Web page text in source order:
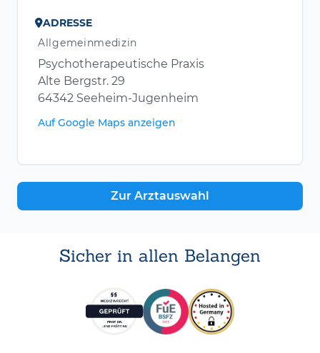
ADRESSE
Allgemeinmedizin
Psychotherapeutische Praxis
Alte Bergstr. 29
64342 Seeheim-Jugenheim
Auf Google Maps anzeigen
Zur Arztauswahl
Sicher in allen Belangen